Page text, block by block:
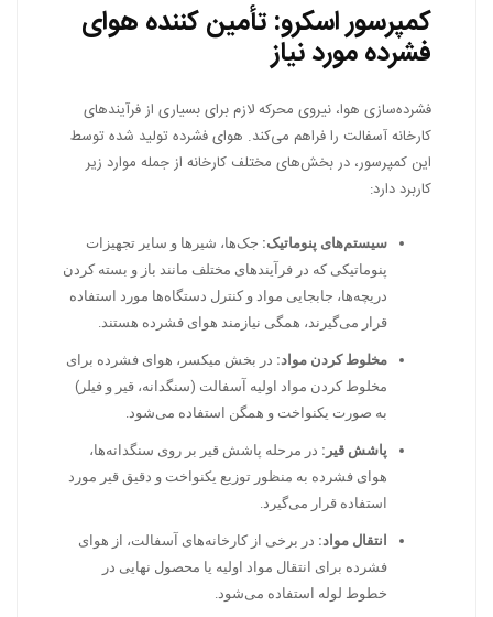
کمپرسور اسکرو: تأمین کننده هوای
فشرده مورد نیاز
فشرده‌سازی هوا، نیروی محرکه لازم برای بسیاری از فرآیندهای
کارخانه آسفالت را فراهم می‌کند. هوای فشرده تولید شده توسط
این کمپرسور، در بخش‌های مختلف کارخانه از جمله موارد زیر
کاربرد دارد:
سیستم‌های پنوماتیک: جک‌ها، شیرها و سایر تجهیزات
پنوماتیکی که در فرآیندهای مختلف مانند باز و بسته کردن
دریچه‌ها، جابجایی مواد و کنترل دستگاه‌ها مورد استفاده
قرار می‌گیرند، همگی نیازمند هوای فشرده هستند.
مخلوط کردن مواد: در بخش میکسر، هوای فشرده برای
مخلوط کردن مواد اولیه آسفالت (سنگدانه، قیر و فیلر)
به صورت یکنواخت و همگن استفاده می‌شود.
پاشش قیر: در مرحله پاشش قیر بر روی سنگدانه‌ها،
هوای فشرده به منظور توزیع یکنواخت و دقیق قیر مورد
استفاده قرار می‌گیرد.
انتقال مواد: در برخی از کارخانه‌های آسفالت، از هوای
فشرده برای انتقال مواد اولیه یا محصول نهایی در
خطوط لوله استفاده می‌شود.